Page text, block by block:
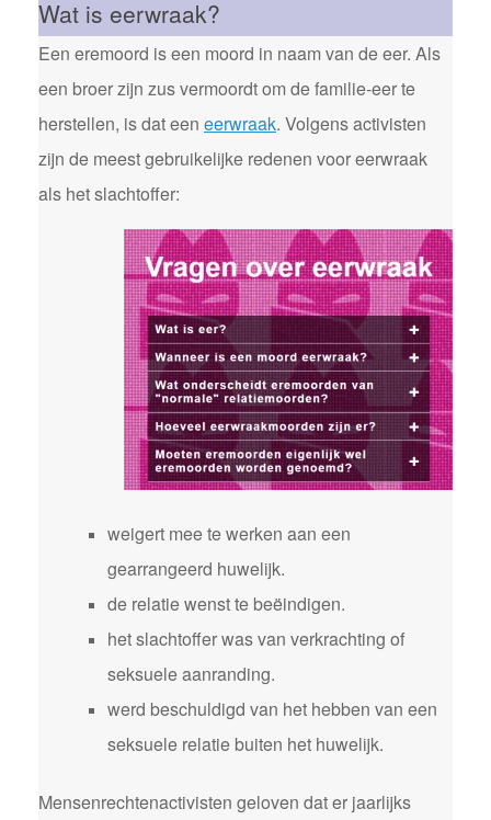
Wat is eerwraak?
Een eremoord is een moord in naam van de eer. Als
een broer zijn zus vermoordt om de familie-eer te
herstellen, is dat een eerwraak. Volgens activisten
zijn de meest gebruikelijke redenen voor eerwraak
als het slachtoffer:
weigert mee te werken aan een
gearrangeerd huwelijk.
de relatie wenst te beëindigen.
het slachtoffer was van verkrachting of
seksuele aanranding.
werd beschuldigd van het hebben van een
seksuele relatie buiten het huwelijk.
Mensenrechtenactivisten geloven dat er jaarlijks